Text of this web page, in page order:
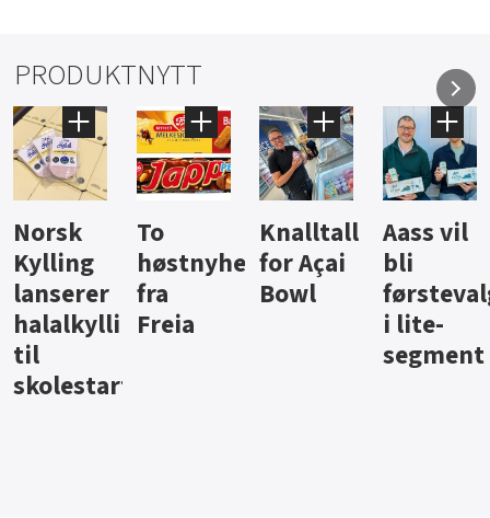
PRODUKTNYTT
Knalltall
for Açai
Bowl
Aass vil
bli
førstevalg
i lite-
Brus og
jus fra
Berentsen
Hard
iste fra
Hansa